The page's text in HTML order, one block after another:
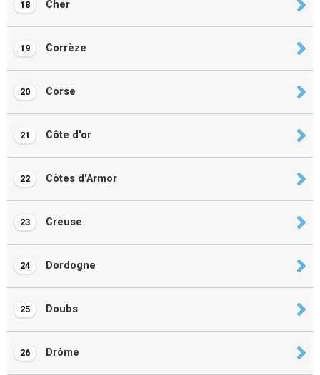
18 Cher
19 Corrèze
20 Corse
21 Côte d'or
22 Côtes d'Armor
23 Creuse
24 Dordogne
25 Doubs
26 Drôme